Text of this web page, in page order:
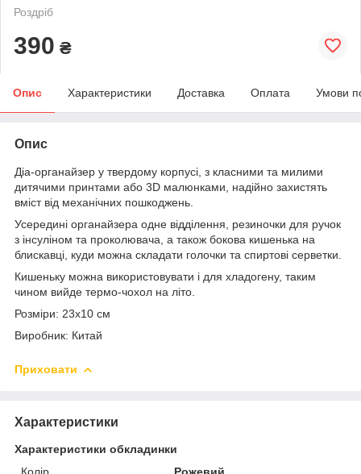
Роздріб
390 ₴
Опис Характеристики Доставка Оплата Умови
Опис
Діа-органайзер у твердому корпусі, з класними та милими
дитячими принтами або 3D малюнками, надійно захистять
вміст від механічних пошкоджень.
Усередині органайзера одне відділення, резиночки для ручок
з інсуліном та проколювача, а також бокова кишенька на
блискавці, куди можна складати голочки та спиртові серветки.
Кишеньку можна використовувати і для хладогену, таким
чином вийде термо-чохол на літо.
Розміри: 23х10 см
Виробник: Китай
Приховати
Характеристики
Характеристики обкладинки
Колір
Рожевий